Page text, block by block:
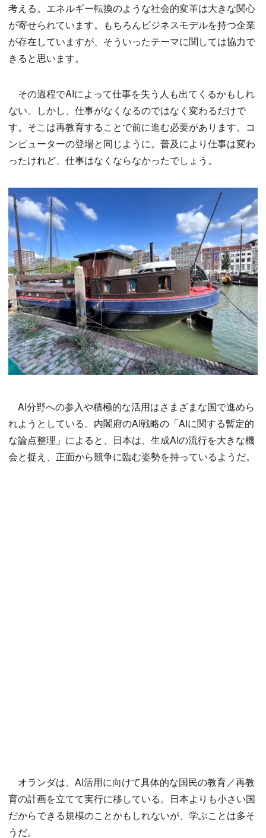
考える。エネルギー転換のような社会的変革は大きな関心
が寄せられています。もちろんビジネスモデルを持つ企業
が存在していますが、そういったテーマに関しては協力で
きると思います。
その過程でAIによって仕事を失う人も出てくるかもしれ
ない。しかし、仕事がなくなるのではなく変わるだけで
す。そこは再教育することで前に進む必要があります。コ
ンピューターの登場と同じように。普及により仕事は変わ
ったけれど、仕事はなくならなかったでしょう。
AI分野への参入や積極的な活用はさまざまな国で進めら
れようとしている。内閣府のAI戦略の「AIに関する暫定的
な論点整理」によると、日本は、生成AIの流行を大きな機
会と捉え、正面から競争に臨む姿勢を持っているようだ。
オランダは、AI活用に向けて具体的な国民の教育／再教
育の計画を立てて実行に移している。日本よりも小さい国
だからできる規模のことかもしれないが、学ぶことは多そ
うだ。